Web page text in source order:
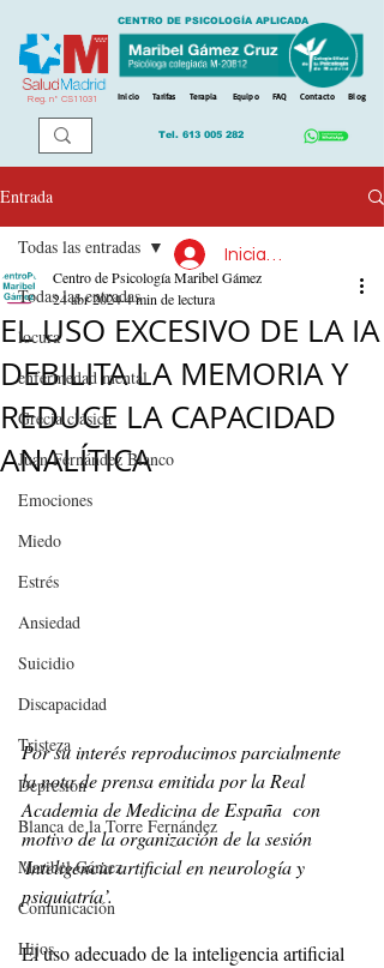
Reg. nº CS11031
CENTRO DE PSICOLOGÍA APLICADA
Inicio Tarifas Terapia Equipo FAQ Contacto Blog
Tel. 613 005 282
Entrada
Todas las entradas
locura
enfermedad mental
Grecia clásica
Juan Fernández Blanco
Emociones
Miedo
Estrés
Ansiedad
Suicidio
Discapacidad
Tristeza
Depresión
Blanca de la Torre Fernández
Maribel Gámez
Comunicación
Hijos
Todas las entradas
EL USO EXCESIVO DE LA IA
DEBILITA LA MEMORIA Y
REDUCE LA CAPACIDAD
ANALÍTICA
Centro de Psicología Maribel Gámez
24 abr 20244 min de lectura
Por su interés reproducimos parcialmente
la nota de prensa emitida por la Real
Academia de Medicina de España  con
motivo de la organización de la sesión
'Inteligencia artificial en neurología y
psiquiatría’.
El uso adecuado de la inteligencia artificial
Iniciar sesión